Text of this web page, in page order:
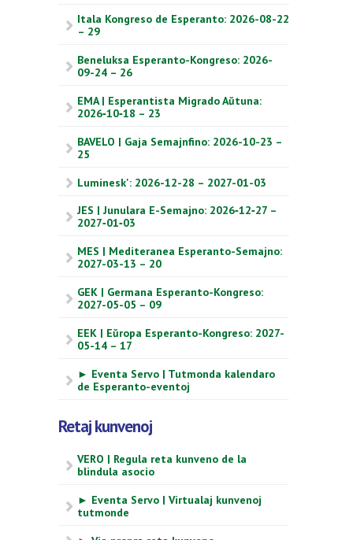
Itala Kongreso de Esperanto: 2026-08-22
– 29
Beneluksa Esperanto-Kongreso: 2026-
09-24 – 26
EMA | Esperantista Migrado Aŭtuna:
2026‑10‑18 – 23
BAVELO | Gaja Semajnfino: 2026-10-23 –
25
Luminesk': 2026-12-28 – 2027-01-03
JES | Junulara E-Semajno: 2026‑12‑27 –
2027‑01‑03
MES | Mediteranea Esperanto-Semajno:
2027-03-13 – 20
GEK | Germana Esperanto-Kongreso:
2027-05-05 – 09
EEK | Eŭropa Esperanto-Kongreso: 2027-
05-14 – 17
► Eventa Servo | Tutmonda kalendaro
de Esperanto-eventoj
Retaj kunvenoj
VERO | Regula reta kunveno de la
blindula asocio
► Eventa Servo | Virtualaj kunvenoj
tutmonde